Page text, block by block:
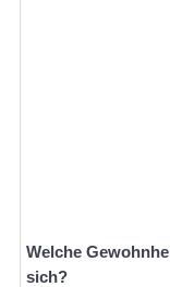
Welche
sich?